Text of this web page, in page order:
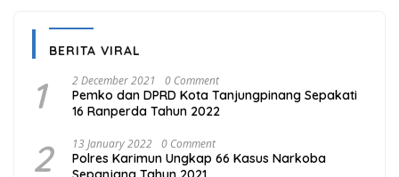
BERITA VIRAL
1 2 December 2021 0 Comment
Pemko dan DPRD Kota Tanjungpinang Sepakati
16 Ranperda Tahun 2022
2 13 January 2022 0 Comment
Polres Karimun Ungkap 66 Kasus Narkoba